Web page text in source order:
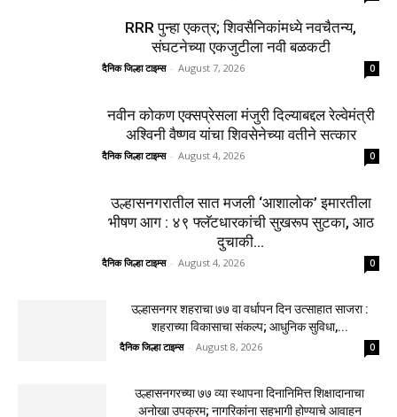
RRR पुन्हा एकत्र; शिवसैनिकांमध्ये नवचैतन्य,
संघटनेच्या एकजुटीला नवी बळकटी
दैनिक जिल्हा टाइम्स - August 7, 2026 0
नवीन कोकण एक्सप्रेसला मंजुरी दिल्याबद्दल रेल्वेमंत्री
अश्विनी वैष्णव यांचा शिवसेनेच्या वतीने सत्कार
दैनिक जिल्हा टाइम्स - August 4, 2026 0
उल्हासनगरातील सात मजली ‘आशालोक’ इमारतीला
भीषण आग : ४९ फ्लॅटधारकांची सुखरूप सुटका, आठ
दुचाकी...
दैनिक जिल्हा टाइम्स - August 4, 2026 0
उल्हासनगर शहराचा ७७ वा वर्धापन दिन उत्साहात साजरा :
शहराच्या विकासाचा संकल्प; आधुनिक सुविधा,...
दैनिक जिल्हा टाइम्स - August 8, 2026 0
उल्हासनगरच्या ७७ व्या स्थापना दिनानिमित्त शिक्षादानाचा
अनोखा उपक्रम; नागरिकांना सहभागी होण्याचे आवाहन